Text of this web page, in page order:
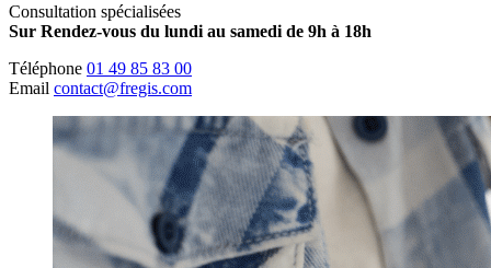
Consultation spécialisées
Sur Rendez-vous du lundi au samedi de 9h à 18h
Téléphone 01 49 85 83 00
Email contact@fregis.com